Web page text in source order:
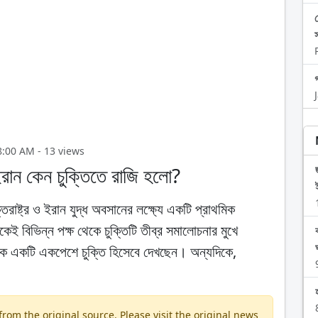
AM - 13 views
কেন চুক্তিতে রাজি হলো?
ও ইরান যুদ্ধ অবসানের লক্ষ্যে একটি প্রাথমিক
বিভিন্ন পক্ষ থেকে চুক্তিটি তীব্র সমালোচনার মুখে
একটি একপেশে চুক্তি হিসেবে দেখছেন। অন্যদিকে,
the original source. Please visit the original news